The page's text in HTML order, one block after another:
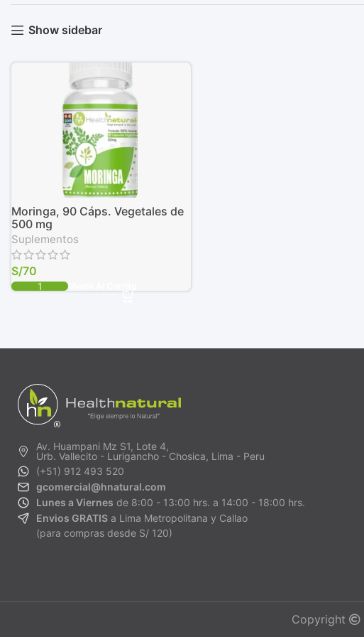
Show sidebar
Moringa, 90 Cáps. Vegetales de
500 mg
Suplementos
S/70
Añadir Al Carrito
Av. Huampani Mz S1, Lote 4,
Urb. Vallecito - Lurigancho - Chosica, Lima - Peru
(+51) 912 493 520
gcomercial@hnatural.com
Lunes a Viernes de 8:00 - 13:00 hrs. a 14:00 - 18:00 hrs.
Envios GRATIS a Lima Metropolitana y Callao
(para compras desde S/ 120)
Copyright